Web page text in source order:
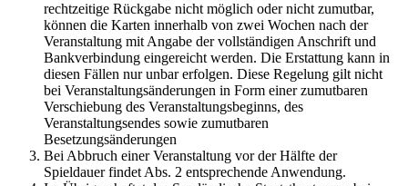
rechtzeitige Rückgabe nicht möglich oder nicht zumutbar,
können die Karten innerhalb von zwei Wochen nach der
Veranstaltung mit Angabe der vollständigen Anschrift und
Bankverbindung eingereicht werden. Die Erstattung kann in
diesen Fällen nur unbar erfolgen. Diese Regelung gilt nicht
bei Veranstaltungsänderungen in Form einer zumutbaren
Verschiebung des Veranstaltungsbeginns, des
Veranstaltungsendes sowie zumutbaren
Besetzungsänderungen
Bei Abbruch einer Veranstaltung vor der Hälfte der
Spieldauer findet Abs. 2 entsprechende Anwendung.